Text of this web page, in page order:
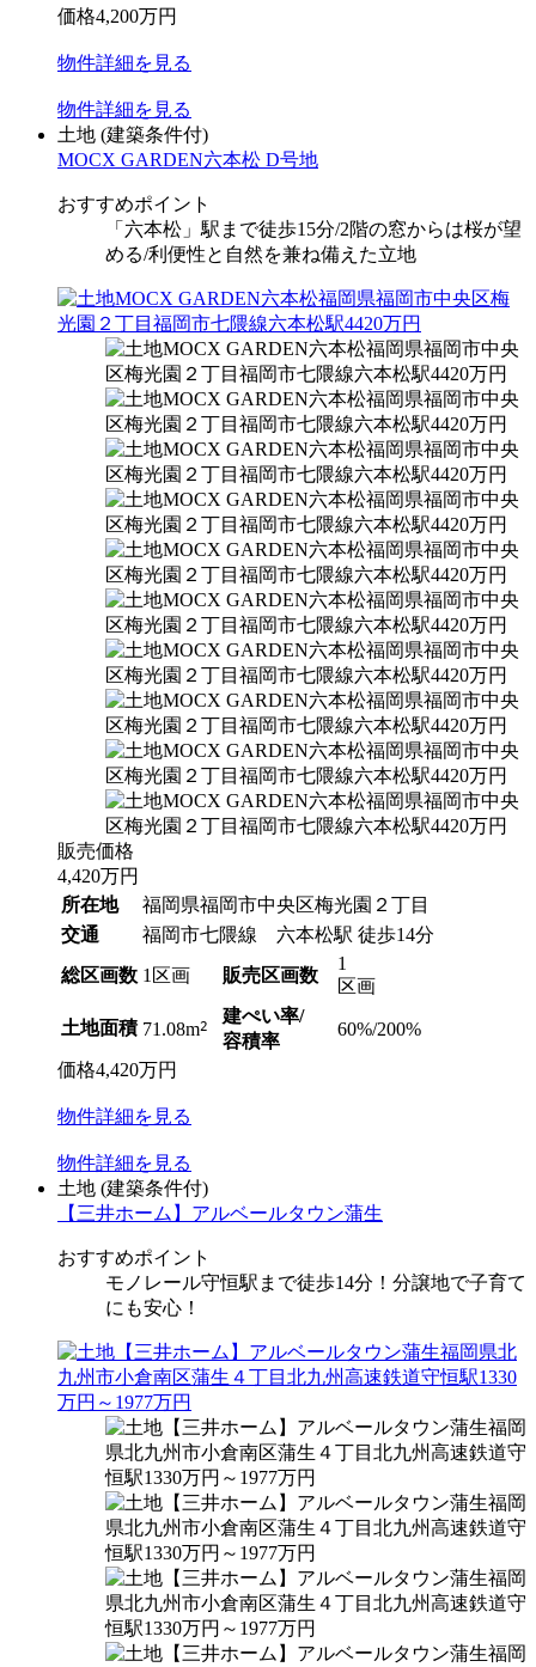
価格4,200万円
物件詳細を見る
物件詳細を見る
土地 (建築条件付)
MOCX GARDEN六本松 D号地
おすすめポイント
「六本松」駅まで徒歩15分/2階の窓からは桜が望
める/利便性と自然を兼ね備えた立地
販売価格
4,420万円
所在地
福岡県福岡市中央区梅光園２丁目
交通
福岡市七隈線 六本松駅 徒歩14分
総区画数 1区画 販売区画数
1
区画
土地面積 71.08m2
建ぺい率/
容積率
60%/200%
価格4,420万円
物件詳細を見る
物件詳細を見る
土地 (建築条件付)
【三井ホーム】アルベールタウン蒲生
おすすめポイント
モノレール守恒駅まで徒歩14分！分譲地で子育て
にも安心！